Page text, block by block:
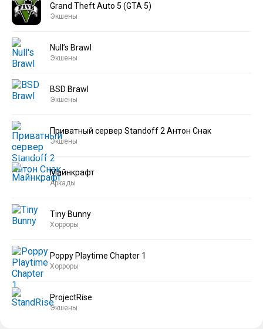
Grand Theft Auto 5 (GTA 5)
Экшены
Null’s Brawl
Экшены
BSD Brawl
Экшены
Приватный сервер Standoff 2 Антон Снак
Экшены
Майнкрафт
Аркады
Tiny Bunny
Хорроры
Poppy Playtime Chapter 1
Хорроры
ProjectRise
Экшены